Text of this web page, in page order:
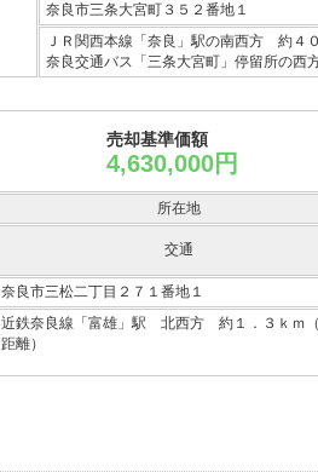
奈良市三条大宮町３５２番地１
ＪＲ関西本線「奈良」駅の南西方 約４
奈良交通バス「三条大宮町」停留所の西
売却基準価額
4,630,000円
所在地
交通
奈良市三松二丁目２７１番地１
近鉄奈良線「富雄」駅 北西方 約１．３ｋｍ
距離）